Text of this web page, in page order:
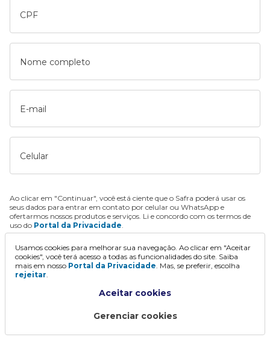
CPF
Nome completo
E-mail
Celular
Ao clicar em "Continuar", você está ciente que o Safra poderá usar os
seus dados para entrar em contato por celular ou WhatsApp e
ofertarmos nossos produtos e serviços. Li e concordo com os termos de
uso do Portal da Privacidade.
Continuar
Usamos cookies para melhorar sua navegação. Ao clicar em "Aceitar
cookies", você terá acesso a todas as funcionalidades do site. Saiba
mais em nosso Portal da Privacidade. Mas, se preferir, escolha
rejeitar.
Aceitar cookies
Gerenciar cookies